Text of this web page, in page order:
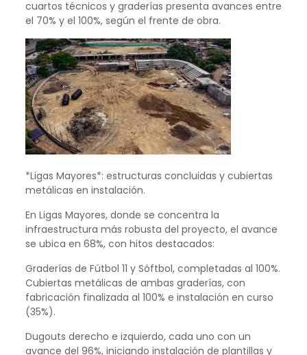
cuartos técnicos y graderías presenta avances entre
el 70% y el 100%, según el frente de obra.
*Ligas Mayores*: estructuras concluidas y cubiertas
metálicas en instalación.
En Ligas Mayores, donde se concentra la
infraestructura más robusta del proyecto, el avance
se ubica en 68%, con hitos destacados:
Graderías de Fútbol 11 y Sóftbol, completadas al 100%.
Cubiertas metálicas de ambas graderías, con
fabricación finalizada al 100% e instalación en curso
(35%).
Dugouts derecho e izquierdo, cada uno con un
avance del 96%, iniciando instalación de plantillas y